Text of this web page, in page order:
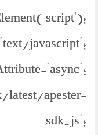
javascript";
latest/apester-
sdk.js";